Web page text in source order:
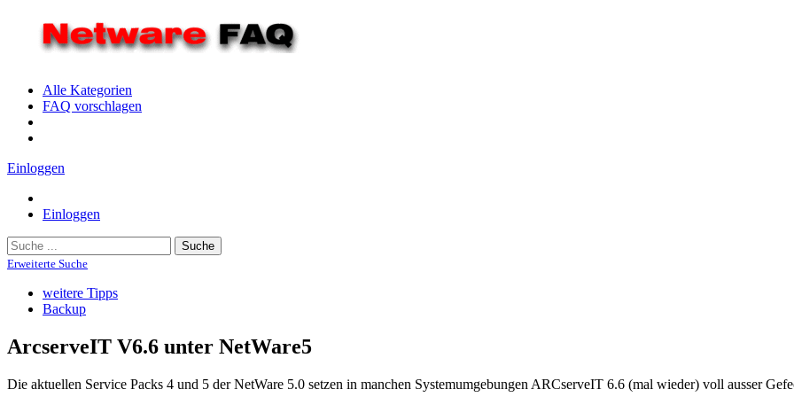
Alle Kategorien
FAQ vorschlagen
Einloggen
Einloggen
Suche
Erweiterte Suche
weitere Tipps
Backup
ArcserveIT V6.6 unter NetWare5
Die aktuellen Service Packs 4 und 5 der NetWare 5.0 setzen in manchen Systemumgebungen ARCserveIT 6.6 (mal wieder) voll ausser